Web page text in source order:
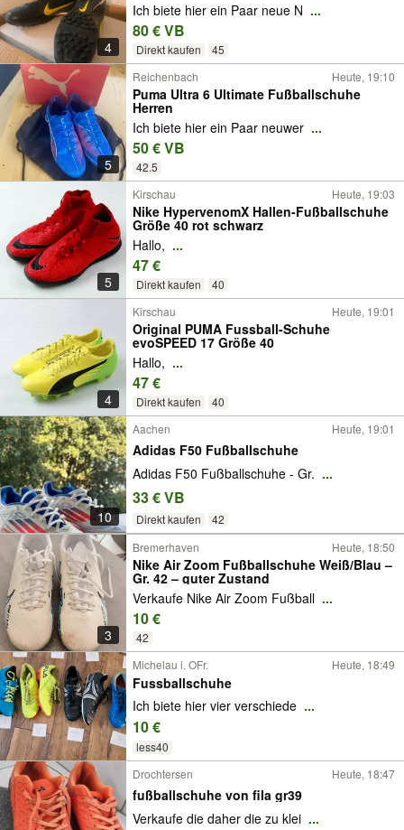
4
Ich biete hier ein Paar neue N ...
80 € VB
Direkt kaufen 45
5
Reichenbach Heute, 19:10
Puma Ultra 6 Ultimate Fußballschuhe
Herren
Ich biete hier ein Paar neuwer ...
50 € VB
42.5
5
Kirschau Heute, 19:03
Nike HypervenomX Hallen-Fußballschuhe
Größe 40 rot schwarz
Hallo, ...
47 €
Direkt kaufen 40
4
Kirschau Heute, 19:01
Original PUMA Fussball-Schuhe
evoSPEED 17 Größe 40
Hallo, ...
47 €
Direkt kaufen 40
10
Aachen Heute, 19:01
Adidas F50 Fußballschuhe
Adidas F50 Fußballschuhe - Gr. ...
33 € VB
Direkt kaufen 42
3
Bremerhaven Heute, 18:50
Nike Air Zoom Fußballschuhe Weiß/Blau –
Gr. 42 – guter Zustand
Verkaufe Nike Air Zoom Fußball ...
10 €
42
Michelau i. OFr.
Heute, 18:49
Fussballschuhe
Ich biete hier vier verschiede ...
10 €
less40
Drochtersen Heute, 18:47
fußballschuhe von fila gr39
Verkaufe die daher die zu klei ...